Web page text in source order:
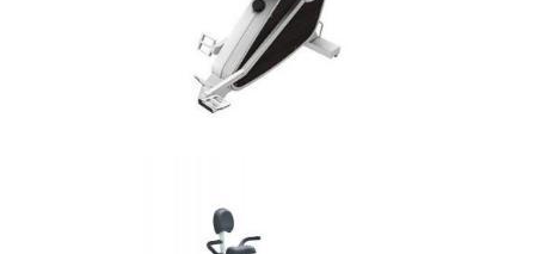
MARKANT MATRIX
Bureaustoelen